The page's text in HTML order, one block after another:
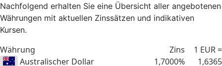
Nachfolgend erhalten Sie eine Übersicht aller angebotenen
Währungen mit aktuellen Zinssätzen und indikativen
Kursen.